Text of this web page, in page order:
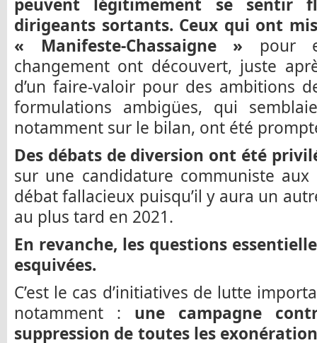
peuvent légitimement se sentir
dirigeants sortants. Ceux qui ont
« Manifeste-Chassaigne » pour
changement ont découvert, juste
d’un faire-valoir pour des ambitions
formulations ambigües, qui
notamment sur le bilan, ont été
Des débats de diversion ont été
sur une candidature communiste
débat fallacieux puisqu’il y aura un
au plus tard en 2021.
En revanche, les questions
esquivées.
C’est le cas d’initiatives de lutte
notamment : une campagne
suppression de toutes les